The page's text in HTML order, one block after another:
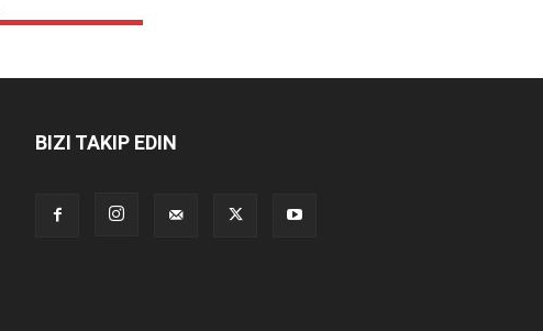
BIZI TAKIP EDIN